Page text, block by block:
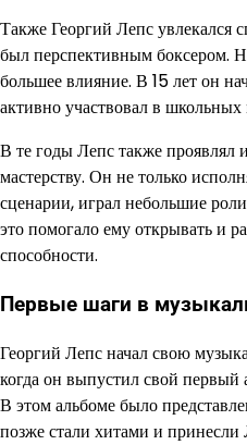
Также Георгий Лепс увлекался
был перспективным боксером.
большее влияние. В 15 лет он
активно участвовал в
В те годы Лепс также проявлял
мастерству. Он не только
сценарии, играл небольшие
это помогало ему открывать и
способности.
Первые шаги в
Георгий Лепс начал свою
когда он выпустил свой первый
В этом альбоме было
позже стали хитами и